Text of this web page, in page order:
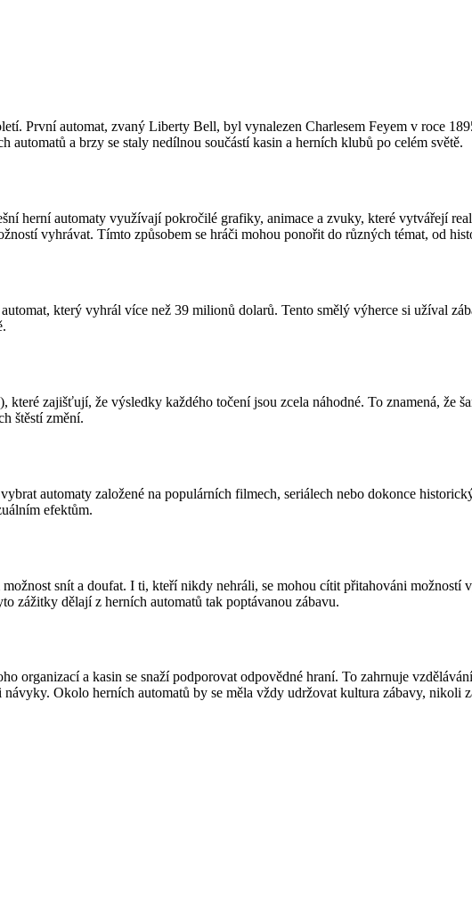
První automat, zvaný Liberty Bell, byl vynalezen Charlesem Feyem v roce
a brzy se staly nedílnou součástí kasin a herních klubů po celém světě.
herní automaty využívají pokročilé grafiky, animace a zvuky, které vytvářejí
vyhrávat. Tímto způsobem se hráči mohou ponořit do různých témat, od
který vyhrál více než 39 milionů dolarů. Tento smělý výherce si užíval
zajišťují, že výsledky každého točení jsou zcela náhodné. To znamená, že
štěstí změní.
automaty založené na populárních filmech, seriálech nebo dokonce
efektům.
snít a doufat. I ti, kteří nikdy nehráli, se mohou cítit přitahováni
zážitky dělají z herních automatů tak poptávanou zábavu.
organizací a kasin se snaží podporovat odpovědné hraní. To zahrnuje
Okolo herních automatů by se měla vždy udržovat kultura zábavy, nikoli